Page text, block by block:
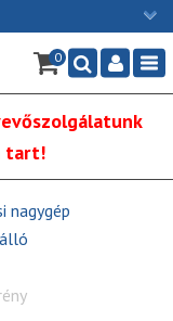
- 16:00
×
0
tart!
nagygép